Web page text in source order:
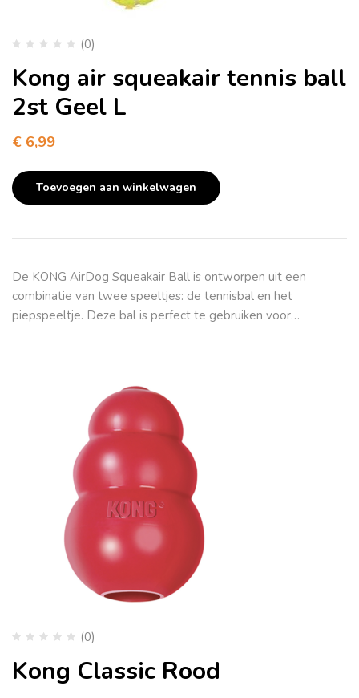
(0)
Kong air squeakair tennis ball
2st Geel L
€ 6,99
Toevoegen aan winkelwagen
De KONG AirDog Squeakair Ball is ontworpen uit een
combinatie van twee speeltjes: de tennisbal en het
piepspeeltje. Deze bal is perfect te gebruiken voor…
(0)
Kong Classic Rood